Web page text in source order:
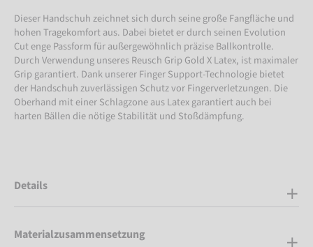
Dieser Handschuh zeichnet sich durch seine große Fangfläche und
hohen Tragekomfort aus. Dabei bietet er durch seinen Evolution
Cut enge Passform für außergewöhnlich präzise Ballkontrolle.
Durch Verwendung unseres Reusch Grip Gold X Latex, ist maximaler
Grip garantiert. Dank unserer Finger Support-Technologie bietet
der Handschuh zuverlässigen Schutz vor Fingerverletzungen. Die
Oberhand mit einer Schlagzone aus Latex garantiert auch bei
harten Bällen die nötige Stabilität und Stoßdämpfung.
Details
Materialzusammensetzung